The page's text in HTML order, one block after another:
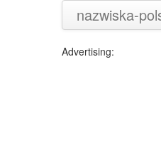
nazwiska-
Advertising: